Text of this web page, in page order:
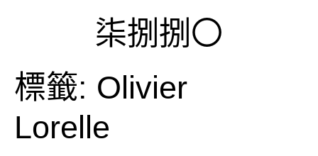
柒捌捌〇
標籤: Olivier
Lorelle